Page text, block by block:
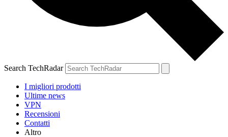
Search TechRadar
I migliori prodotti
Ultime news
VPN
Recensioni
Contatti
Altro